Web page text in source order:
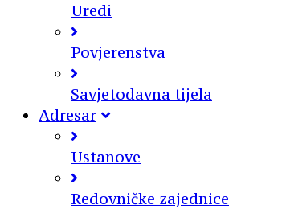
Uredi
Povjerenstva
Savjetodavna tijela
Adresar
Ustanove
Redovničke zajednice